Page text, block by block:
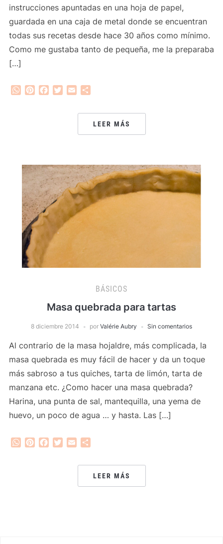
instrucciones apuntadas en una hoja de papel,
guardada en una caja de metal donde se encuentran
todas sus recetas desde hace 30 años como mínimo.
Como me gustaba tanto de pequeña, me la preparaba
[…]
WhatsApp
PinterestFacebook
Twitter
Email
LEER MÁS
BÁSICOS
Masa quebrada para tartas
8 diciembre 2014 por Valérie Aubry Sin comentarios
Al contrario de la masa hojaldre, más complicada, la
masa quebrada es muy fácil de hacer y da un toque
más sabroso a tus quiches, tarta de limón, tarta de
manzana etc. ¿Como hacer una masa quebrada?
Harina, una punta de sal, mantequilla, una yema de
huevo, un poco de agua … y hasta. Las […]
WhatsApp
PinterestFacebook
Twitter
Email
LEER MÁS